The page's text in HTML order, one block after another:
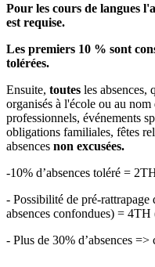
Pour les cours de langues
est requise.
Les premiers 10 % sont
tolérées.
Ensuite, toutes les absences,
organisés à l'école ou au
professionnels, événements
obligations familiales, fêtes
absences non excusées.
-10% d’absences toléré =
- Possibilité de pré-rattrapage
absences confondues) =
- Plus de 30% d’absences